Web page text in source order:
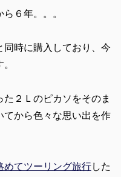
ら６年。。。
同時に購入しており、今
２Ｌのピカソをそのま
てから色々な思い出を作
めてツーリング旅行した